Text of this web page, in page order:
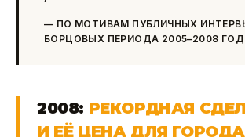
— ПО МОТИВАМ ПУБЛИЧНЫХ
БОРЦОВЫХ ПЕРИОДА 2005–2008
2008: РЕКОРДНАЯ
И ЕЁ ЦЕНА ДЛЯ ГОРОДА